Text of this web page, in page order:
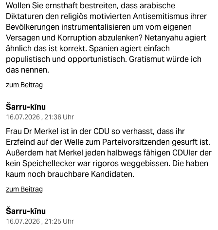
Wollen Sie ernsthaft bestreiten, dass arabische
Diktaturen den religiös motivierten Antisemitismus ihrer
Bevölkerungen instrumentalisieren um vom eigenen
Versagen und Korruption abzulenken? Netanyahu agiert
ähnlich das ist korrekt. Spanien agiert einfach
populistisch und opportunistisch. Gratismut würde ich
das nennen.
zum Beitrag
Šarru-kīnu
16.07.2026 , 21:36 Uhr
Frau Dr Merkel ist in der CDU so verhasst, dass ihr
Erzfeind auf der Welle zum Parteivorsitzenden gesurft ist.
Außerdem hat Merkel jeden halbwegs fähigen CDUler der
kein Speichellecker war rigoros weggebissen. Die haben
kaum noch brauchbare Kandidaten.
zum Beitrag
Šarru-kīnu
16.07.2026 , 21:25 Uhr